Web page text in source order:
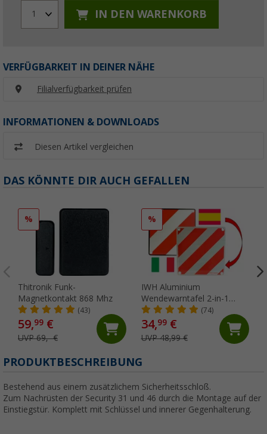
1 IN DEN WARENKORB
VERFÜGBARKEIT IN DEINER NÄHE
Filialverfügbarkeit prüfen
INFORMATIONEN & DOWNLOADS
Diesen Artikel vergleichen
DAS KÖNNTE DIR AUCH GEFALLEN
%
Thitronik Funk-
Magnetkontakt 868 Mhz
(43)
59,99 €
UVP 69,- €
%
IWH Aluminium
Wendewarntafel 2-in-1
Italien / Spanien 50 x 50 cm
(74)
34,99€
UVP 48,99 €
PRODUKTBESCHREIBUNG
Bestehend aus einem zusätzlichem Sicherheitsschloß.
Zum Nachrüsten der Security 31 und 46 durch die Montage auf der
Einstiegstür. Komplett mit Schlüssel und innerer Gegenhalterung.